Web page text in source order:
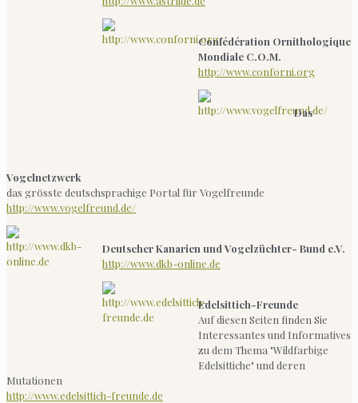
Confédération Ornithologique
Mondiale C.O.M.
http://www.conforni.org
Das
Vogelnetzwerk
das grösste deutschsprachige Portal für Vogelfreunde
http://www.vogelfreund.de/
Deutscher Kanarien und Vogelzüchter- Bund e.V.
http://www.dkb-online.de
Edelsittich-Freunde
Auf diesen Seiten finden Sie
Interessantes und Informatives
zu dem Thema "Wildfarbige
Edelsittiche" und deren
Mutationen
http://www.edelsittich-freunde.de